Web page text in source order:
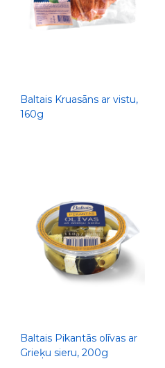
Baltais Kruasāns ar vistu,
160g
Baltais Pikantās olīvas ar
Grieķu sieru, 200g